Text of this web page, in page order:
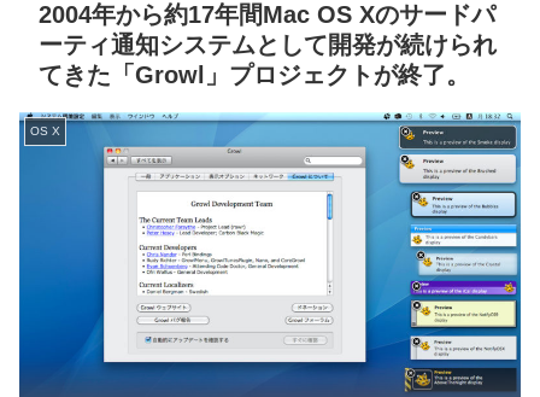
2004年から約17年間Mac OS Xのサードパ
ーティ通知システムとして開発が続けられ
てきた「Growl」プロジェクトが終了。
OS X